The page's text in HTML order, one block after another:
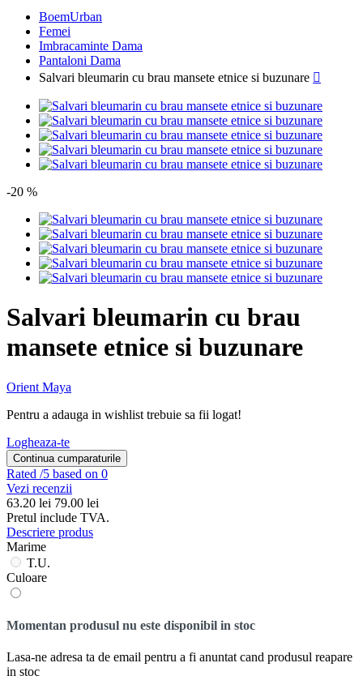
BoemUrban
Femei
Imbracaminte Dama
Pantaloni Dama
Salvari bleumarin cu brau mansete etnice si buzunare 
-20 %
Salvari bleumarin cu brau
mansete etnice si buzunare
Orient Maya
Pentru a adauga in wishlist trebuie sa fii logat!
Logheaza-te
Continua cumparaturile
Rated /5 based on 0
Vezi recenzii
63.20 lei 79.00 lei
Pretul include TVA.
Descriere produs
Marime
T.U.
Culoare
Momentan produsul nu este disponibil in stoc
Lasa-ne adresa ta de email pentru a fi anuntat cand produsul reapare
in stoc